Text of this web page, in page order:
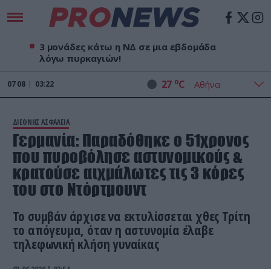
3 μονάδες κάτω η ΝΔ σε μια εβδομάδα
λόγω πυρκαγιών!
07 08 03:22 27 oC
ΔΙΕΘΝΗΣ ΑΣΦΑΛΕΙΑ
Γερμανία: Παραδόθηκε ο 51χρονος
που πυροβόλησε αστυνομικούς &
κρατούσε αιχμάλωτες τις 3 κόρες
του στο Ντόρτμουντ
Το συμβάν άρχισε να εκτυλίσσεται χθες Τρίτη
το απόγευμα, όταν η αστυνομία έλαβε
τηλεφωνική κλήση γυναίκας